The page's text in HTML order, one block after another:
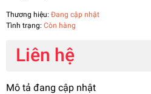
Thương hiệu: Đang cập nhật
Tình trạng: Còn hàng
Liên hệ
Mô tả đang cập nhật